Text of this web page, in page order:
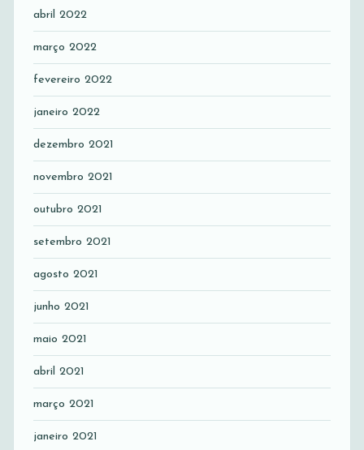
abril 2022
março 2022
fevereiro 2022
janeiro 2022
dezembro 2021
novembro 2021
outubro 2021
setembro 2021
agosto 2021
junho 2021
maio 2021
abril 2021
março 2021
janeiro 2021